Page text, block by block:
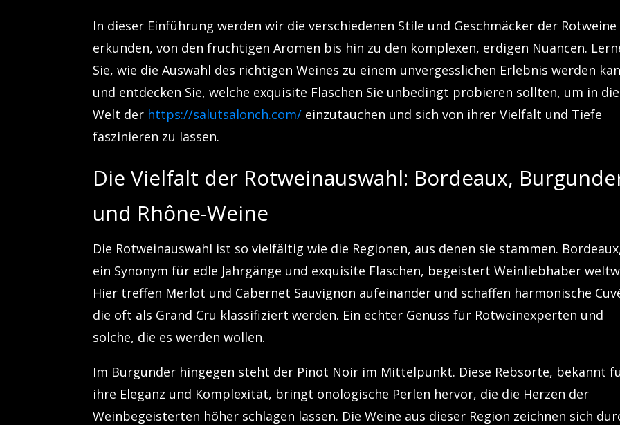
In dieser Einführung werden wir die verschiedenen Stile und Geschmäcker der Rotweine
erkunden, von den fruchtigen Aromen bis hin zu den komplexen, erdigen Nuancen.
Sie, wie die Auswahl des richtigen Weines zu einem unvergesslichen Erlebnis werden
und entdecken Sie, welche exquisite Flaschen Sie unbedingt probieren sollten, um in die
Welt der https://salutsalonch.com/ einzutauchen und sich von ihrer Vielfalt und Tiefe
faszinieren zu lassen.
Die Vielfalt der Rotweinauswahl: Bordeaux,
und Rhône-Weine
Die Rotweinauswahl ist so vielfältig wie die Regionen, aus denen sie stammen.
ein Synonym für edle Jahrgänge und exquisite Flaschen, begeistert Weinliebhaber
Hier treffen Merlot und Cabernet Sauvignon aufeinander und schaffen harmonische
die oft als Grand Cru klassifiziert werden. Ein echter Genuss für Rotweinexperten und
solche, die es werden wollen.
Im Burgunder hingegen steht der Pinot Noir im Mittelpunkt. Diese Rebsorte, bekannt
ihre Eleganz und Komplexität, bringt önologische Perlen hervor, die die Herzen der
Weinbegeisterten höher schlagen lassen. Die Weine aus dieser Region zeichnen sich